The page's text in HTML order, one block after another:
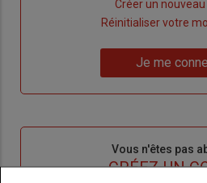
Créer un
de
Réinitialiser votre
me
Je me
Vous n'êtes pas
TITRE CRÉEZ UN